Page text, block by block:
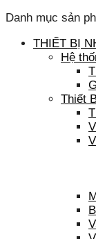
Danh mục sản
THIẾT BỊ
Hệ
Thiết